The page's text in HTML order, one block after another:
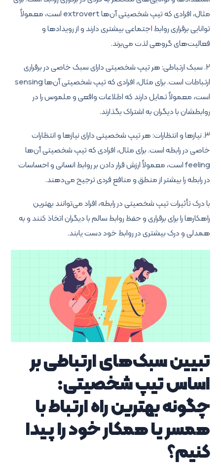
مثال، افرادی که تیپ شخصیتی آن‌ها extrovert است، معمولاً
توانایی برقراری روابط اجتماعی بیشتری دارند و از رویدادها و
فعالیت‌های گروهی لذت می‌برند.
۲. سبک ارتباطی: هر تیپ شخصیتی دارای سبک خاصی در برقراری
ارتباطات است. برای مثال، افرادی که تیپ شخصیتی آن‌ها sensing
است، معمولاً تمایل دارند که اطلاعات واقعی و ملموس را در
روابطشان با دیگران به اشتراک بگذارند.
۳. نیازها و انتظارات: هر تیپ شخصیتی دارای نیازها و انتظارات
خاصی در رابطه است. برای مثال، افرادی که تیپ شخصیتی آن‌ها
feeling است، معمولاً ارزش قرار دادن بر روابط انسانی و احساسات
در رابطه را بیشتر از منطق و منافع فردی ترجیح می‌دهند.
با درک تأثیرات تیپ شخصیتی در رابطه، افراد می‌توانند بهترین
راهکارها را برای برقراری و حفظ روابط سالم با دیگران اتخاذ کنند و به
همدلی و درک بیشتری در روابط خود دست یابند.
تبیین سبک‌های ارتباطی بر
اساس تیپ شخصیتی:
چگونه بهترین راه ارتباط با
همسر یا همکار خود را پیدا
کنیم؟